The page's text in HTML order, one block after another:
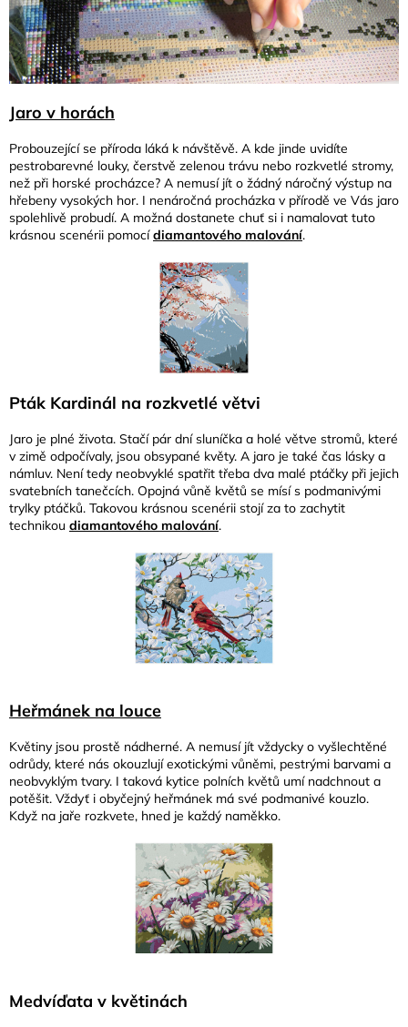
Jaro v horách
Probouzející se příroda láká k návštěvě. A kde jinde uvidíte
pestrobarevné louky, čerstvě zelenou trávu nebo rozkvetlé stromy,
než při horské procházce? A nemusí jít o žádný náročný výstup na
hřebeny vysokých hor. I nenáročná procházka v přírodě ve Vás jaro
spolehlivě probudí. A možná dostanete chuť si i namalovat tuto
krásnou scenérii pomocídiamantového malování.
Pták Kardinál na rozkvetlé větvi
Jaro je plné života. Stačí pár dní sluníčka a holé větve stromů, které
v zimě odpočívaly, jsou obsypané květy. A jaro je také čas lásky a
námluv. Není tedy neobvyklé spatřit třeba dva malé ptáčky při jejich
svatebních tanečcích. Opojná vůně květů se mísí s podmanivými
trylky ptáčků. Takovou krásnou scenérii stojí za to zachytit
technikou diamantového malování.
Heřmánek na louce
Květiny jsou prostě nádherné. A nemusí jít vždycky o vyšlechtěné
odrůdy, které nás okouzlují exotickými vůněmi, pestrými barvami a
neobvyklým tvary. I taková kytice polních květů umí nadchnout a
potěšit. Vždyť i obyčejný heřmánek má své podmanivé kouzlo.
Když na jaře rozkvete, hned je každý naměkko.
Medvíďata v květinách